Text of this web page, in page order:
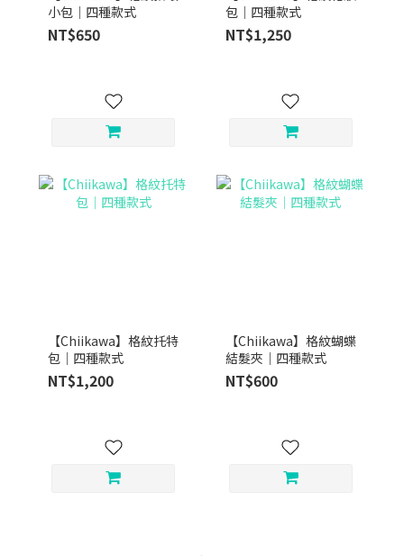
小包｜四種款式
NT$650
包｜四種款式
NT$1,250
【Chiikawa】格紋托特
包｜四種款式
NT$1,200
【Chiikawa】格紋蝴蝶
結髮夾｜四種款式
NT$600